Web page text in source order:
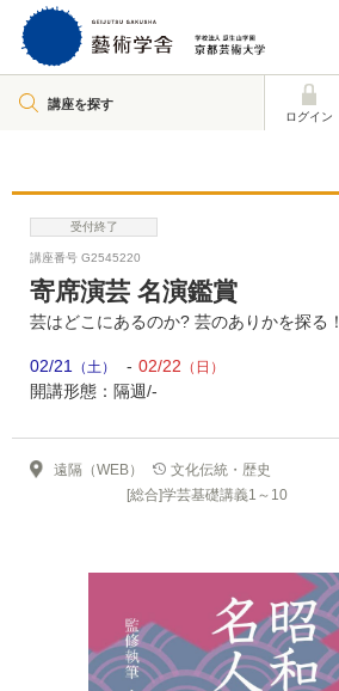
講座を探す
ログイン
受付終了
講座番号 G2545220
寄席演芸 名演鑑賞
芸はどこにあるのか? 芸のありかを探る！
02/21 （土） 02/22 （日）
開講形態：隔週/-
遠隔（WEB）
文化伝統・歴史
[総合]学芸基礎講義1～10